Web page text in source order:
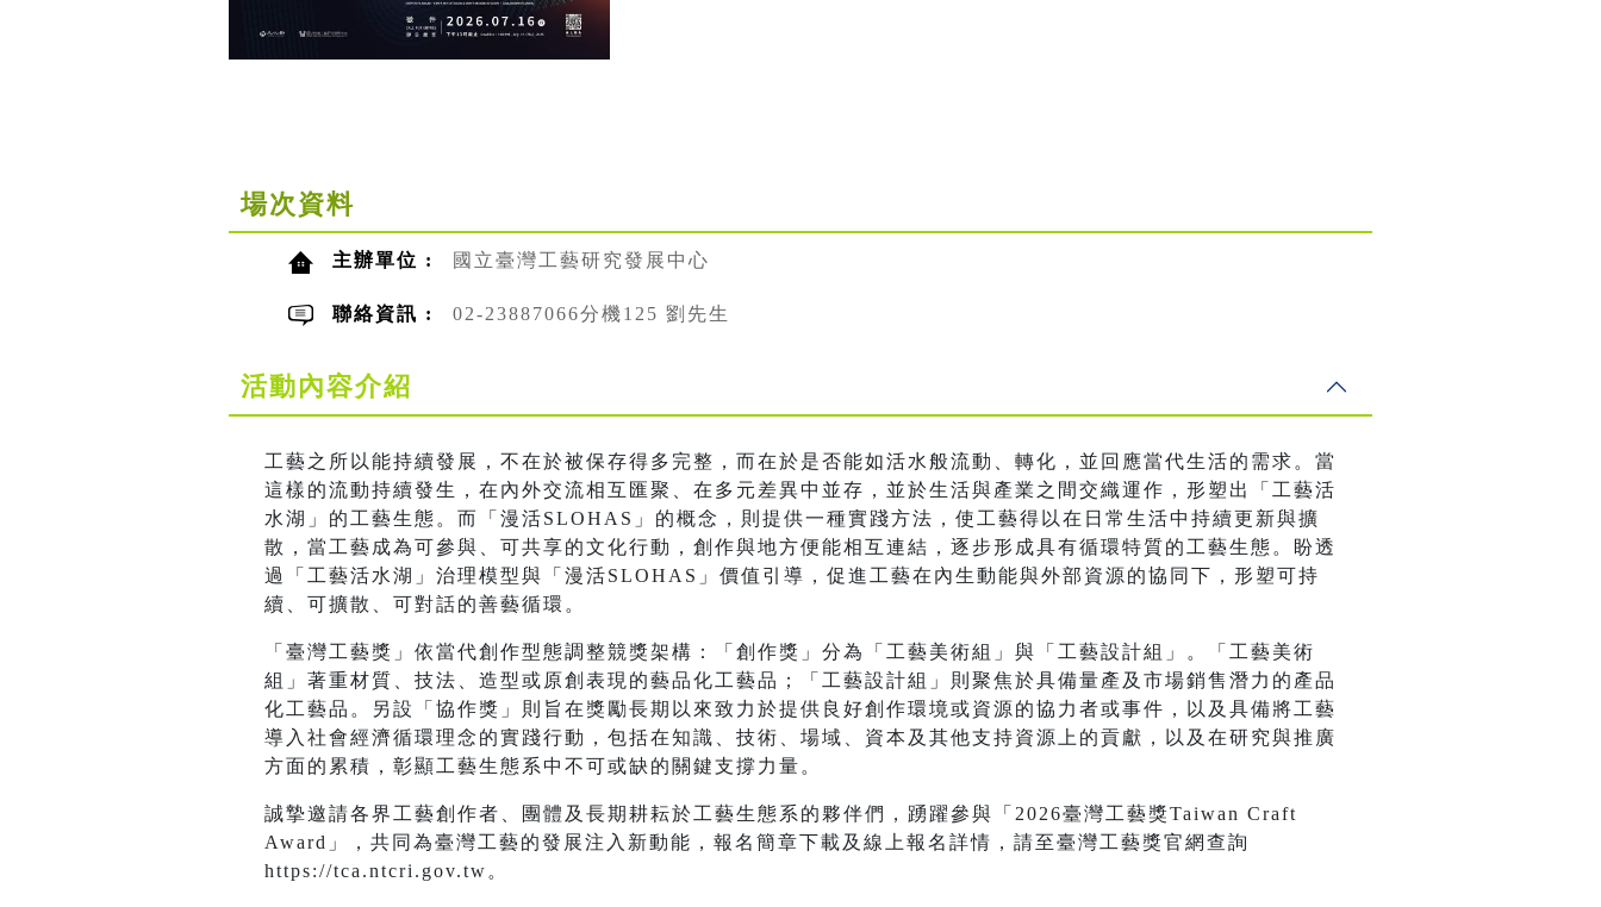
場次資料
主辦單位 : 國立臺灣工藝研究發展中心
聯絡資訊 : 02-23887066分機125 劉先生
活動內容介紹
工藝之所以能持續發展，不在於被保存得多完整，而在於是否能如活水般流動、轉化，並回應當代生活的需求。當
這樣的流動持續發生，在內外交流相互匯聚、在多元差異中並存，並於生活與產業之間交織運作，形塑出「工藝活
水湖」的工藝生態。而「漫活SLOHAS」的概念，則提供一種實踐方法，使工藝得以在日常生活中持續更新與擴
散，當工藝成為可參與、可共享的文化行動，創作與地方便能相互連結，逐步形成具有循環特質的工藝生態。盼透
過「工藝活水湖」治理模型與「漫活SLOHAS」價值引導，促進工藝在內生動能與外部資源的協同下，形塑可持
續、可擴散、可對話的善藝循環。
「臺灣工藝獎」依當代創作型態調整競獎架構：「創作獎」分為「工藝美術組」與「工藝設計組」。「工藝美術
組」著重材質、技法、造型或原創表現的藝品化工藝品；「工藝設計組」則聚焦於具備量產及市場銷售潛力的產品
化工藝品。另設「協作獎」則旨在獎勵長期以來致力於提供良好創作環境或資源的協力者或事件，以及具備將工藝
導入社會經濟循環理念的實踐行動，包括在知識、技術、場域、資本及其他支持資源上的貢獻，以及在研究與推廣
方面的累積，彰顯工藝生態系中不可或缺的關鍵支撐力量。
誠摯邀請各界工藝創作者、團體及長期耕耘於工藝生態系的夥伴們，踴躍參與「2026臺灣工藝獎Taiwan Craft
Award」，共同為臺灣工藝的發展注入新動能，報名簡章下載及線上報名詳情，請至臺灣工藝獎官網查詢
https://tca.ntcri.gov.tw。